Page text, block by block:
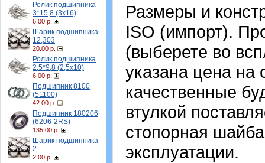
Ролик подшипника
3*15,8 (3х16)
6.00 р.
Шарик подшипника
12,303
20.00 р.
Ролик подшипника
2,5*9,8 (2,5х10)
6.00 р.
Подшипник 8100
(51100)
42.00 р.
Подшипник 180206
(6206-2RS)
135.00 р.
Шарик подшипника
2
2.00 р.
Размеры и
ISO (импорт).
(выберете во
указана цена
качественные
втулкой
стопорная
эксплуатации.